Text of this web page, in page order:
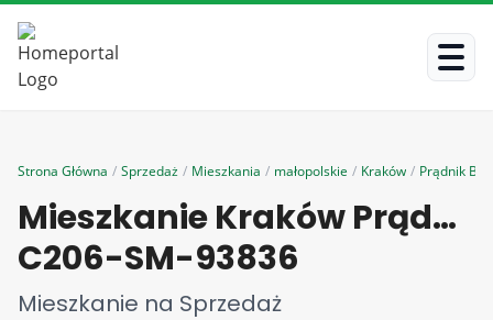
Strona Główna / Sprzedaż / Mieszkania / małopolskie / Kraków / Prądnik
Mieszkanie Kraków Prądnik Biały powierzchnia 37.98 m²
C206-SM-93836
Mieszkanie na Sprzedaż